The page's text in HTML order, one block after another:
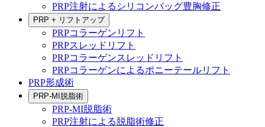
PRP注射によるシリコンバッグ豊胸修正
PRP + リフトアップ
PRPコラーゲンリフト
PRPスレッドリフト
PRPコラーゲンスレッドリフト
PRPコラーゲンによるポニーテールリフト
PRP形成術
PRP-MI脱脂術
PRP-MI脱脂術
PRP注射による脱脂術修正